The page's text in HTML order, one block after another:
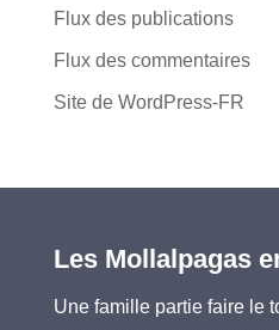
Flux des publications
Flux des commentaires
Site de WordPress-FR
Les Mollalpagas
Une famille partie faire le